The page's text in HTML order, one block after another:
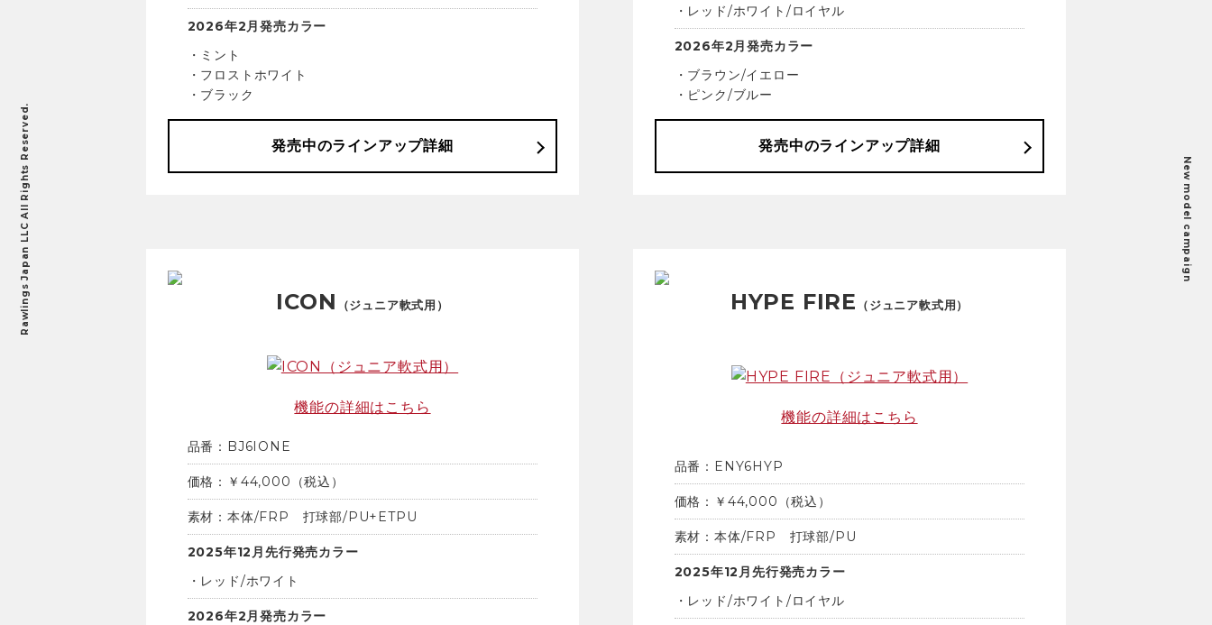
Rawlings Japan LLC All Rights Reserved. New model campaign
2026年2月発売カラー
・ミント
・フロストホワイト
・ブラック
発売中のラインアップ詳細
・レッド/ホワイト/ロイヤル
2026年2月発売カラー
・ブラウン/イエロー
・ピンク/ブルー
発売中のラインアップ詳細
ICON （ジュニア軟式用）
機能の詳細はこちら
品番：BJ6IONE
価格：￥44,000（税込）
素材：本体/FRP 打球部/PU+ETPU
2025年12月先行発売カラー
・レッド/ホワイト
2026年2月発売カラー
HYPE FIRE （ジュニア軟式用）
機能の詳細はこちら
品番：ENY6HYP
価格：￥44,000（税込）
素材：本体/FRP 打球部/PU
2025年12月先行発売カラー
・レッド/ホワイト/ロイヤル